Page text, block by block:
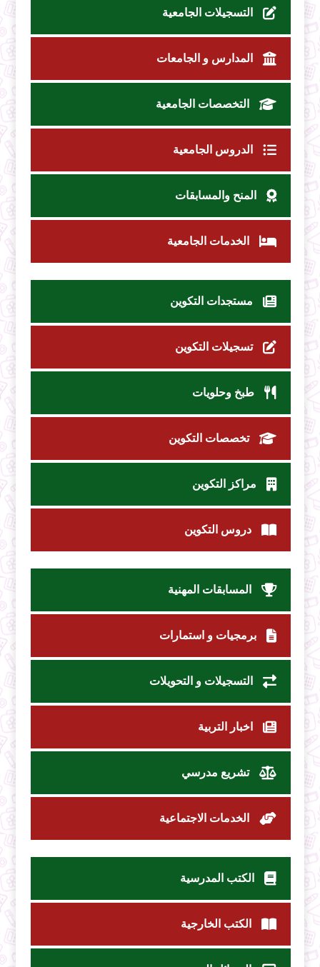
التسجيلات الجامعية
المدارس و الجامعات
التخصصات الجامعية
الدروس الجامعية
المنح والمسابقات
الخدمات الجامعية
مستجدات التكوين
تسجيلات التكوين
طبخ وحلويات
تخصصات التكوين
مراكز التكوين
دروس التكوين
المسابقات المهنية
برمجيات و استمارات
التسجيلات و التحويلات
اخبار التربية
تشريع مدرسي
الخدمات الاجتماعية
الكتب المدرسية
الكتب الخارجية